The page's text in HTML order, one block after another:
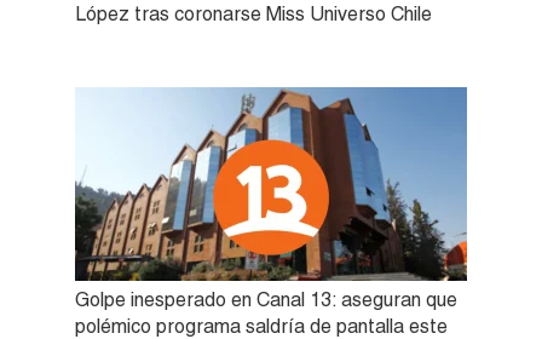
López tras coronarse Miss Universo Chile
Golpe inesperado en Canal 13: aseguran que
polémico programa saldría de pantalla este